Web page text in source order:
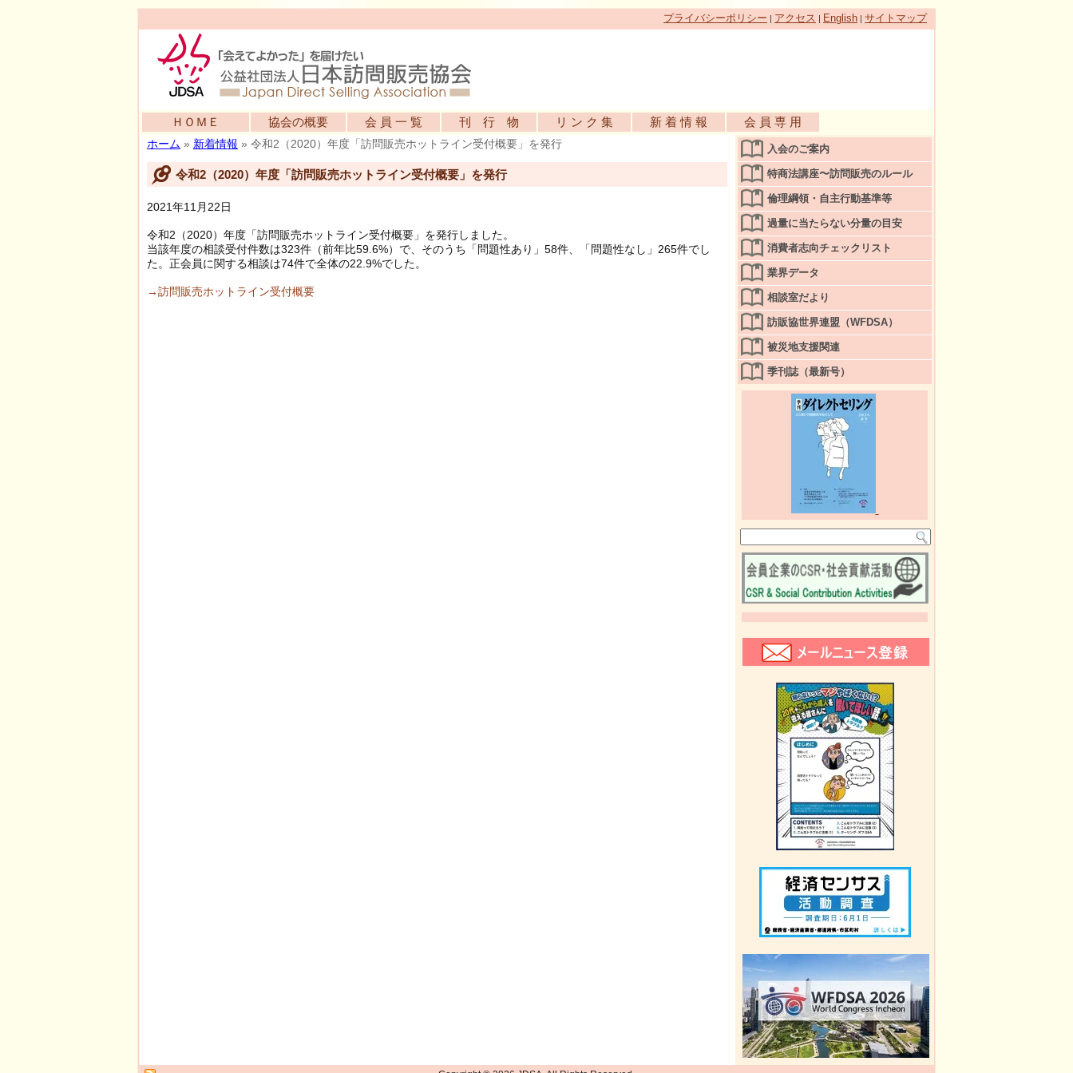
プライバシーポリシー | アクセス | English | サイトマップ
ＨＯＭＥ 協会の概要 会 員 一 覧 刊 行 物 リ ン ク 集 新 着 情 報 会 員 専 用
ホーム » 新着情報 » 令和2（2020）年度「訪問販売ホットライン受付概要」を発行
令和2（2020）年度「訪問販売ホットライン受付概要」を発行
2021年11月22日
令和2（2020）年度「訪問販売ホットライン受付概要」を発行しました。
当該年度の相談受付件数は323件（前年比59.6%）で、そのうち「問題性あり」58件、「問題性なし」265件でし
た。正会員に関する相談は74件で全体の22.9%でした。
→訪問販売ホットライン受付概要
入会のご案内
特商法講座〜訪問販売のルール
倫理綱領・自主行動基準等
過量に当たらない分量の目安
消費者志向チェックリスト
業界データ
相談室だより
訪販協世界連盟（WFDSA）
被災地支援関連
季刊誌（最新号）